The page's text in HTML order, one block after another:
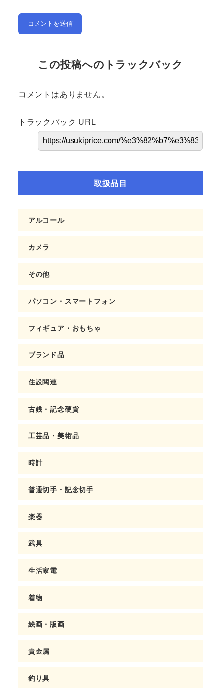
この投稿へのトラックバック
コメントはありません。
トラックバック URL
取扱品目
アルコール
カメラ
その他
パソコン・スマートフォン
フィギュア・おもちゃ
ブランド品
住設関連
古銭・記念硬貨
工芸品・美術品
時計
普通切手・記念切手
楽器
武具
生活家電
着物
絵画・版画
貴金属
釣り具